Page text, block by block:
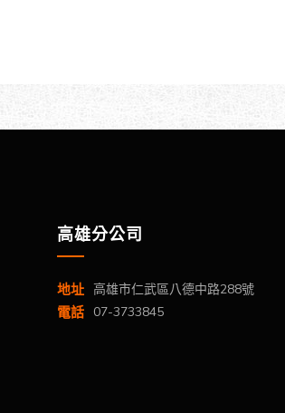
高雄分公司
地址 高雄市仁武區八德中路288號
電話 07-3733845